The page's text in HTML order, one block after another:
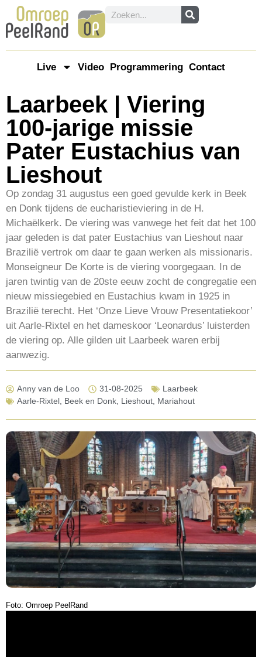
Live Video Programmering Contact
Laarbeek | Viering
100-jarige missie
Pater Eustachius van
Lieshout
Op zondag 31 augustus een goed gevulde kerk in Beek
en Donk tijdens de eucharistieviering in de H.
Michaëlkerk. De viering was vanwege het feit dat het 100
jaar geleden is dat pater Eustachius van Lieshout naar
Brazilië vertrok om daar te gaan werken als missionaris.
Monseigneur De Korte is de viering voorgegaan. In de
jaren twintig van de 20ste eeuw zocht de congregatie een
nieuw missiegebied en Eustachius kwam in 1925 in
Brazilië terecht. Het ‘Onze Lieve Vrouw Presentatiekoor’
uit Aarle-Rixtel en het dameskoor ‘Leonardus’ luisterden
de viering op. Alle gilden uit Laarbeek waren erbij
aanwezig.
Anny van de Loo 31-08-2025
Laarbeek
Aarle-Rixtel, Beek en Donk, Lieshout, Mariahout
Foto: Omroep PeelRand